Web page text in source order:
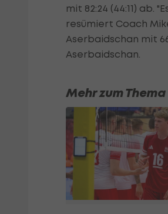
mit 82:24 (44:11) ab.
resümiert Coach
Aserbaidschan mit
Aserbaidschan.
Mehr zum Thema